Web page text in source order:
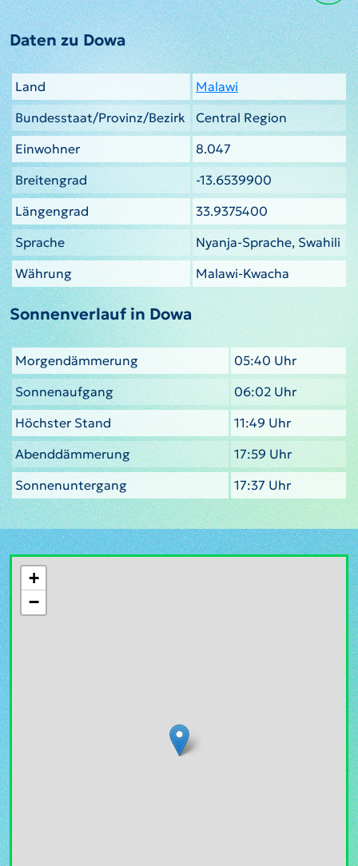
Daten zu Dowa
Land
Malawi
Bundesstaat/Provinz/Bezirk
Central Region
Einwohner
8.047
Breitengrad
-13.6539900
Längengrad
33.9375400
Sprache
Nyanja-Sprache, Swahili
Währung
Malawi-Kwacha
Sonnenverlauf in Dowa
Morgendämmerung
05:40 Uhr
Sonnenaufgang
06:02 Uhr
Höchster Stand
11:49 Uhr
Abenddämmerung
17:59 Uhr
Sonnenuntergang
17:37 Uhr
+
−